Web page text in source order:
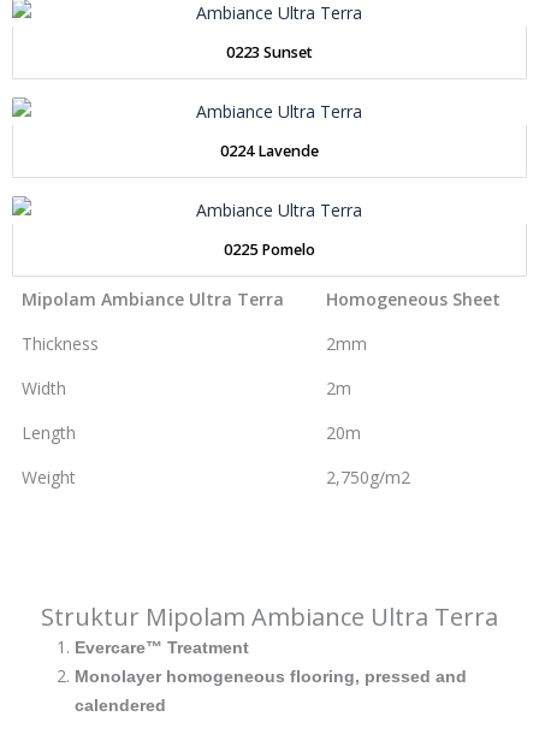
0223 Sunset
0224 Lavende
0225 Pomelo
Mipolam Ambiance Ultra Terra
Homogeneous Sheet
Thickness
2mm
Width
2m
Length
20m
Weight
2,750g/m2
Struktur Mipolam Ambiance Ultra Terra
Evercare™ Treatment
Monolayer homogeneous flooring, pressed and
calendered